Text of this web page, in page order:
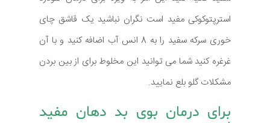
استرپتوکوکی مفید است نگران نباشید یک قاشق چای
خوری سرکه سفید را به 8 انس آب اضافه کنید و با آن
غرغره کنید شما می توانید این مخلوط برای از بین بردن
مشکلات گلو بلع نمایید.
برای درمان بوی بد دهان مفید